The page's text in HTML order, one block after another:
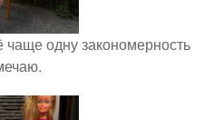
одну закономерность